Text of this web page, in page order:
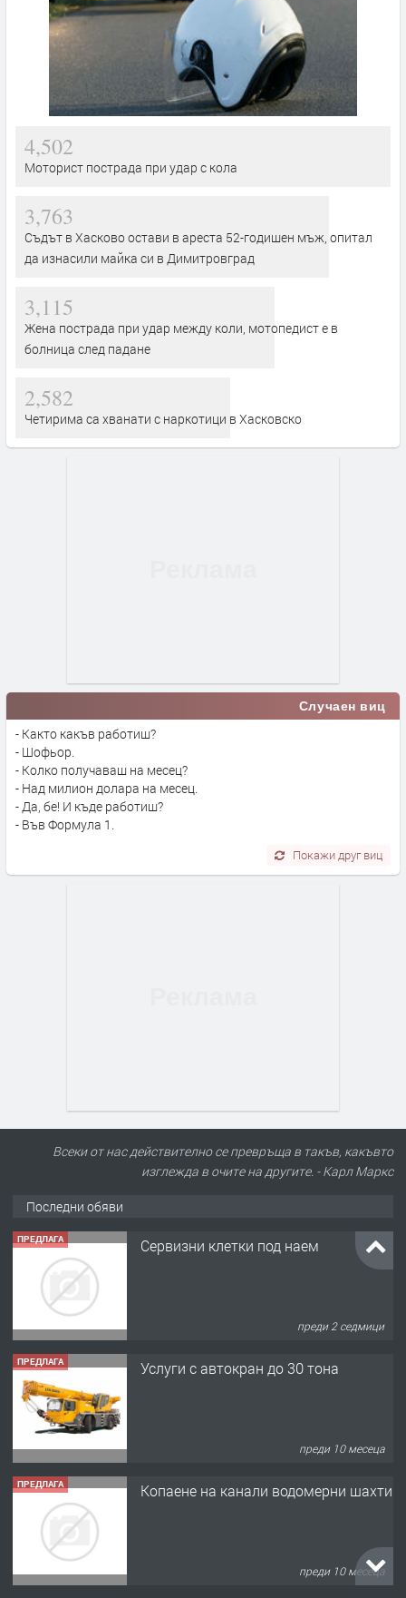
4,502
Моторист пострада при удар с кола
3,763
Съдът в Хасково остави в ареста 52-годишен мъж, опитал
да изнасили майка си в Димитровград
3,115
Жена пострада при удар между коли, мотопедист е в
болница след падане
2,582
Четирима са хванати с наркотици в Хасковско
Случаен виц
- Както какъв работиш?
- Шофьор.
- Колко получаваш на месец?
- Над милион долара на месец.
- Да, бе! И къде работиш?
- Във Формула 1.
Покажи друг виц
Всеки от нас действително се превръща в такъв, какъвто
изглежда в очите на другите. - Карл Маркс
Последни обяви
ПРЕДЛАГА Услуги с автокран до 30 тона
преди 10 месеца
ПРЕДЛАГА Копаене на канали водомерни шахти
преди 10 месеца
ПРЕДЛАГА
Копаене на канали шахти септични
преди 10 месеца